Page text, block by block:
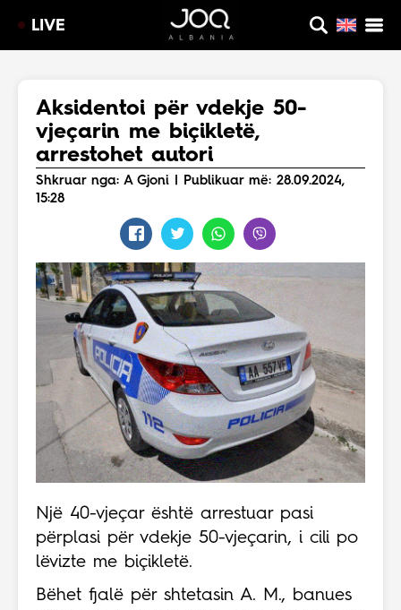
LIVE
Aksidentoi për vdekje 50-
vjeçarin me biçikletë,
arrestohet autori
Shkruar nga: A Gjoni | Publikuar më: 28.09.2024,
15:28
Një 40-vjeçar është arrestuar pasi
përplasi për vdekje 50-vjeçarin, i cili po
lëvizte me biçikletë.
Bëhet fjalë për shtetasin A. M., banues